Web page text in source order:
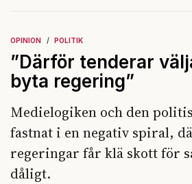
OPINION POLITIK
”Därför tenderar
byta regering”
Medielogiken och den
fastnat i en negativ spiral,
regeringar får klä skott för
dåligt.